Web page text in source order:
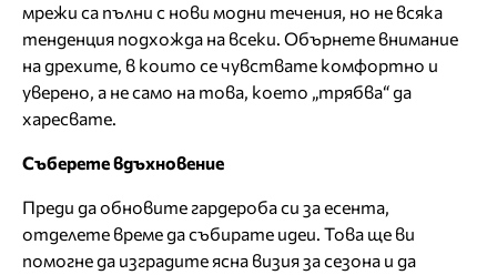
мрежи са пълни с нови модни течения, но не всяка
тенденция подхожда на всеки. Обърнете внимание
на дрехите, в които се чувствате комфортно и
уверено, а не само на това, което „трябва“ да
харесвате.
Съберете вдъхновение
Преди да обновите гардероба си за есента,
отделете време да събирате идеи. Това ще ви
помогне да изградите ясна визия за сезона и да